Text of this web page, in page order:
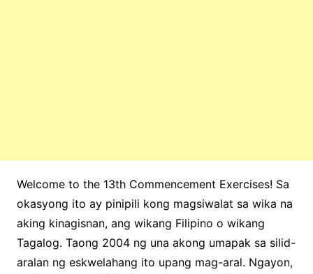
Welcome to the 13th Commencement Exercises! Sa
okasyong ito ay pinipili kong magsiwalat sa wika na
aking kinagisnan, ang wikang Filipino o wikang
Tagalog. Taong 2004 ng una akong umapak sa silid-
aralan ng eskwelahang ito upang mag-aral. Ngayon,